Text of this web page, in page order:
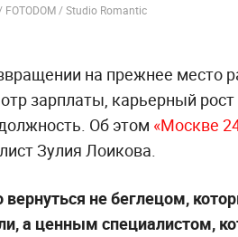
/ Studio Romantic
на прежнее место
зарплаты, карьерный
Об этом «Москве
Зулия Лоикова.
не беглецом,
а ценным специалистом,